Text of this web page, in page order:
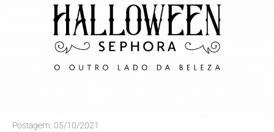
Postagem: 05/10/2021